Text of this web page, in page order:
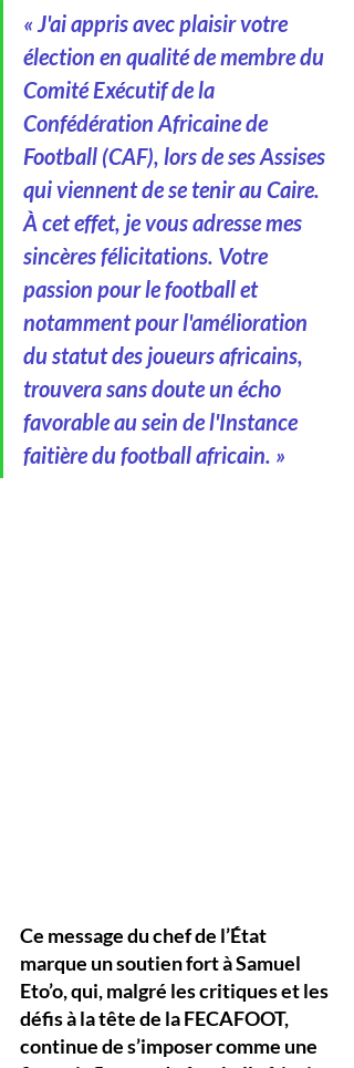
« J'ai appris avec plaisir votre
élection en qualité de membre du
Comité Exécutif de la
Confédération Africaine de
Football (CAF), lors de ses Assises
qui viennent de se tenir au Caire.
À cet effet, je vous adresse mes
sincères félicitations. Votre
passion pour le football et
notamment pour l'amélioration
du statut des joueurs africains,
trouvera sans doute un écho
favorable au sein de l'Instance
faitière du football africain. »
Ce message du chef de l’État
marque un soutien fort à Samuel
Eto’o, qui, malgré les critiques et les
défis à la tête de la FECAFOOT,
continue de s’imposer comme une